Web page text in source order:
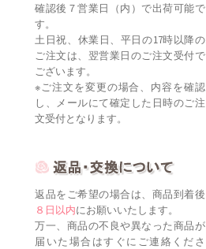
確認後７営業日（内）で出荷可能で
す。
土日祝、休業日、平日の17時以降の
ご注文は、翌営業日のご注文受付で
ございます。
※ご注文を変更の場合、内容を確認
し、メールにて確定した日時のご注
文受付となります。
返品をご希望の場合は、商品到着後
８日以内にお願いいたします。
万一、商品の不良や異なった商品が
届いた場合はすぐにご連絡くださ